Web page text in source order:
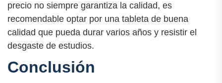
precio no siempre garantiza la calidad, es
recomendable optar por una tableta de buena
calidad que pueda durar varios años y resistir el
desgaste de estudios.
Conclusión